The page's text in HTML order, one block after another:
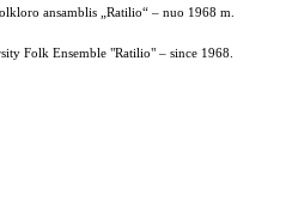
ansamblis „Ratilio“ – nuo 1968 m.
Folk Ensemble "Ratilio" – since 1968.